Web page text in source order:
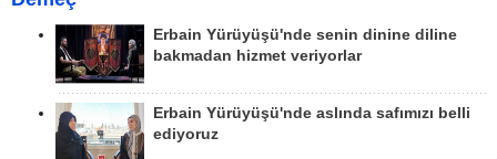
Erbain Yürüyüşü'nde senin dinine diline
bakmadan hizmet veriyorlar
Erbain Yürüyüşü'nde aslında safımızı belli
ediyoruz